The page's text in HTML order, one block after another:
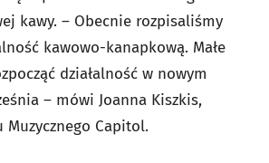
kawy. – Obecnie rozpisaliśmy
kawowo-kanapkową. Małe
działalność w nowym
– mówi Joanna Kiszkis,
Muzycznego Capitol.